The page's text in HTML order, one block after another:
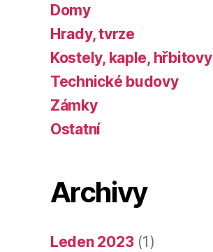
Domy
Hrady, tvrze
Kostely, kaple, hřbitovy
Technické budovy
Zámky
Ostatní
Archivy
Leden 2023(1)